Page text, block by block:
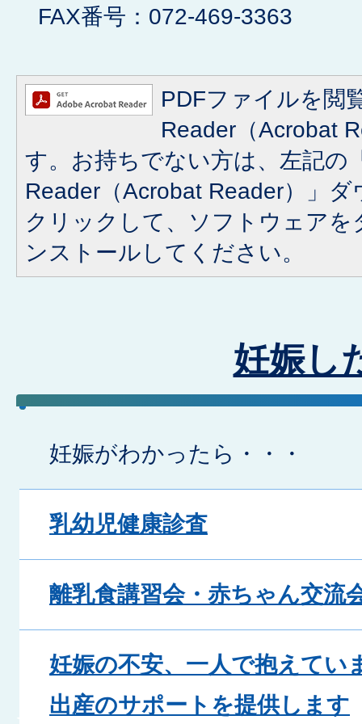
FAX番号：072-469-3363
PDFファイルを閲
Reader（Acrobat
す。お持ちでない方は、左記の
Reader（Acrobat Reader）」
クリックして、ソフトウェア
ンストールしてください。
妊娠し
妊娠がわかったら・・・
乳幼児健康診査
離乳食講習会・赤ちゃん交流
妊娠の不安、一人で抱えてい
出産のサポートを提供します